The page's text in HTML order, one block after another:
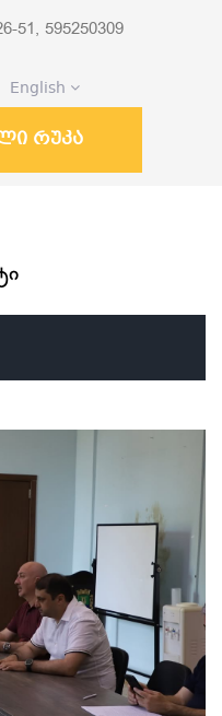
51, 595250309
რუკა